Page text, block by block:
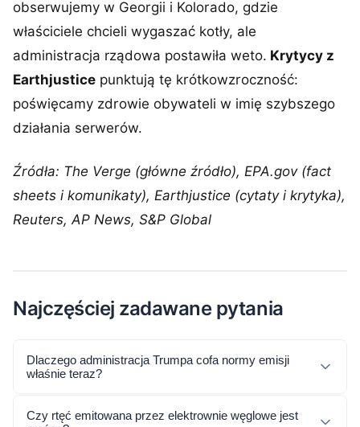
obserwujemy w Georgii i Kolorado, gdzie
właściciele chcieli wygaszać kotły, ale
administracja rządowa postawiła weto. Krytycy z
Earthjustice punktują tę krótkowzroczność:
poświęcamy zdrowie obywateli w imię szybszego
działania serwerów.
Źródła: The Verge (główne źródło), EPA.gov (fact
sheets i komunikaty), Earthjustice (cytaty i krytyka),
Reuters, AP News, S&P Global
Najczęściej zadawane pytania
Dlaczego administracja Trumpa cofa normy emisji
właśnie teraz?
Czy rtęć emitowana przez elektrownie węglowe jest